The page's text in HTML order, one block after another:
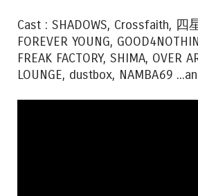
Cast : SHADOWS, Crossfaith, 四
FOREVER YOUNG,
FREAK FACTORY, SHIMA, OVER
LOUNGE, dustbox, NAMBA69